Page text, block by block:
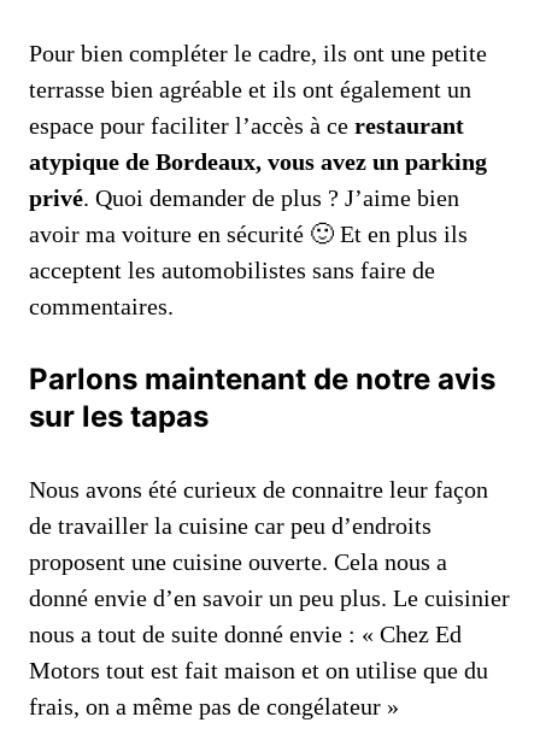
Pour bien compléter le cadre, ils ont une petite
terrasse bien agréable et ils ont également un
espace pour faciliter l’accès à ce restaurant
atypique de Bordeaux, vous avez un parking
privé. Quoi demander de plus ? J’aime bien
avoir ma voiture en sécurité 🙂 Et en plus ils
acceptent les automobilistes sans faire de
commentaires.
Parlons maintenant de notre avis
sur les tapas
Nous avons été curieux de connaitre leur façon
de travailler la cuisine car peu d’endroits
proposent une cuisine ouverte. Cela nous a
donné envie d’en savoir un peu plus. Le cuisinier
nous a tout de suite donné envie : « Chez Ed
Motors tout est fait maison et on utilise que du
frais, on a même pas de congélateur »